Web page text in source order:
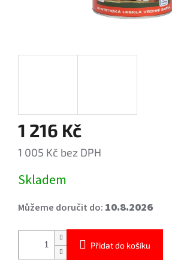
1 216 Kč
1 005 Kč bez DPH
cena:
Skladem
Můžeme doručit do: 10.8.2026
Přidat do košíku